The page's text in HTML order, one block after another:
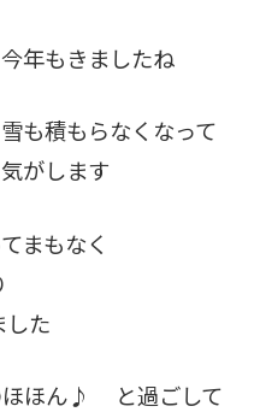
年もきましたね
積もらなくなって
がします
まもなく
した
ほん♪ と過ごして